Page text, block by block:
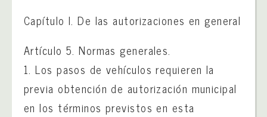
Capítulo I. De las autorizaciones en general
Artículo 5. Normas generales.
1. Los pasos de vehículos requieren la
previa obtención de autorización municipal
en los términos previstos en esta